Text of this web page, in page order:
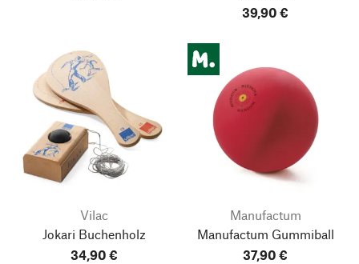
39,90 €
Vilac
Jokari Buchenholz
34,90 €
Manufactum
Manufactum Gummiball
37,90 €